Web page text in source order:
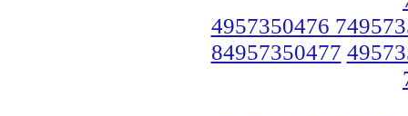
4957350476
84957350477